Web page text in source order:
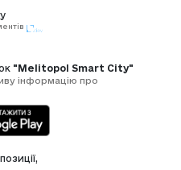
"Melitopol Smart City"
інформацію про